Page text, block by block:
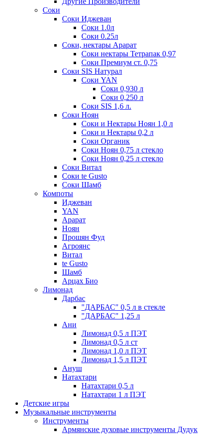
Соки
Соки Иджеван
Соки 1.0л
Соки 0.25л
Соки, нектары Арарат
Соки нектары Тетрапак 0,97
Соки Премиум ст. 0,75
Соки SIS Натурал
Соки YAN
Соки 0,930 л
Соки 0,250 л
Соки SIS 1,6 л.
Соки Ноян
Соки и Нектары Ноян 1,0 л
Соки и Нектары 0,2 л
Соки Органик
Соки Ноян 0,75 л стекло
Соки Ноян 0,25 л стекло
Соки Витал
Соки te Gusto
Соки Шамб
Компоты
Иджеван
YAN
Арарат
Ноян
Прошян Фуд
Агроянс
Витал
te Gusto
Шамб
Арцах Био
Лимонад
Дарбас
"ДАРБАС" 0,5 л в стекле
"ДАРБАС" 1,25 л
Ани
Лимонад 0,5 л ПЭТ
Лимонад 0,5 л ст
Лимонад 1,0 л ПЭТ
Лимонад 1,5 л ПЭТ
Ануш
Натахтари
Натахтари 0,5 л
Натахтари 1 л ПЭТ
Детские игры
Музыкальные инструменты
Инструменты
Армянские духовые инструменты Дудук